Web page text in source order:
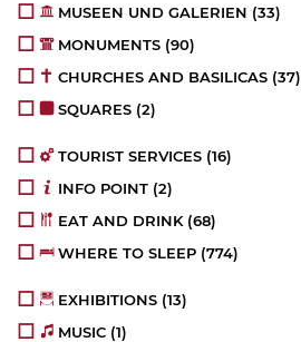
MUSEEN UND GALERIEN (33)
MONUMENTS (90)
CHURCHES AND BASILICAS (37)
SQUARES (2)
TOURIST SERVICES (16)
INFO POINT (2)
EAT AND DRINK (68)
WHERE TO SLEEP (774)
EXHIBITIONS (13)
MUSIC (1)